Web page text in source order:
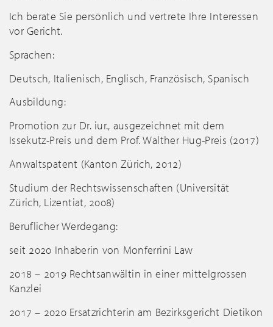
Ich berate Sie persönlich und vertrete Ihre Interessen
vor Gericht.
Sprachen:
Deutsch, Italienisch, Englisch, Französisch, Spanisch
Ausbildung:
Promotion zur Dr. iur., ausgezeichnet mit dem
Issekutz-Preis und dem Prof. Walther Hug-Preis (2017)
Anwaltspatent (Kanton Zürich, 2012)
Studium der Rechtswissenschaften (Universität
Zürich, Lizentiat, 2008)
Beruflicher Werdegang:
seit 2020 Inhaberin von Monferrini Law
2018 – 2019 Rechtsanwältin in einer mittelgrossen
Kanzlei
2017 – 2020 Ersatzrichterin am Bezirksgericht Dietikon